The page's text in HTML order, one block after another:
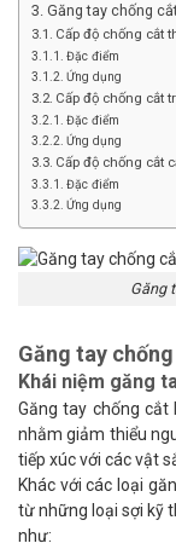
Găng tay chống
Cấp độ chống cắt
Đặc điểm
Ứng dụng
Cấp độ chống cắt
Đặc điểm
Ứng dụng
Cấp độ chống cắt
Đặc điểm
Ứng dụng
Găng
Găng tay
Khái niệm găng
Găng tay chống
nhằm giảm thiểu
tiếp xúc với các vật
Khác với các loại
từ những loại sợi kỹ
như: